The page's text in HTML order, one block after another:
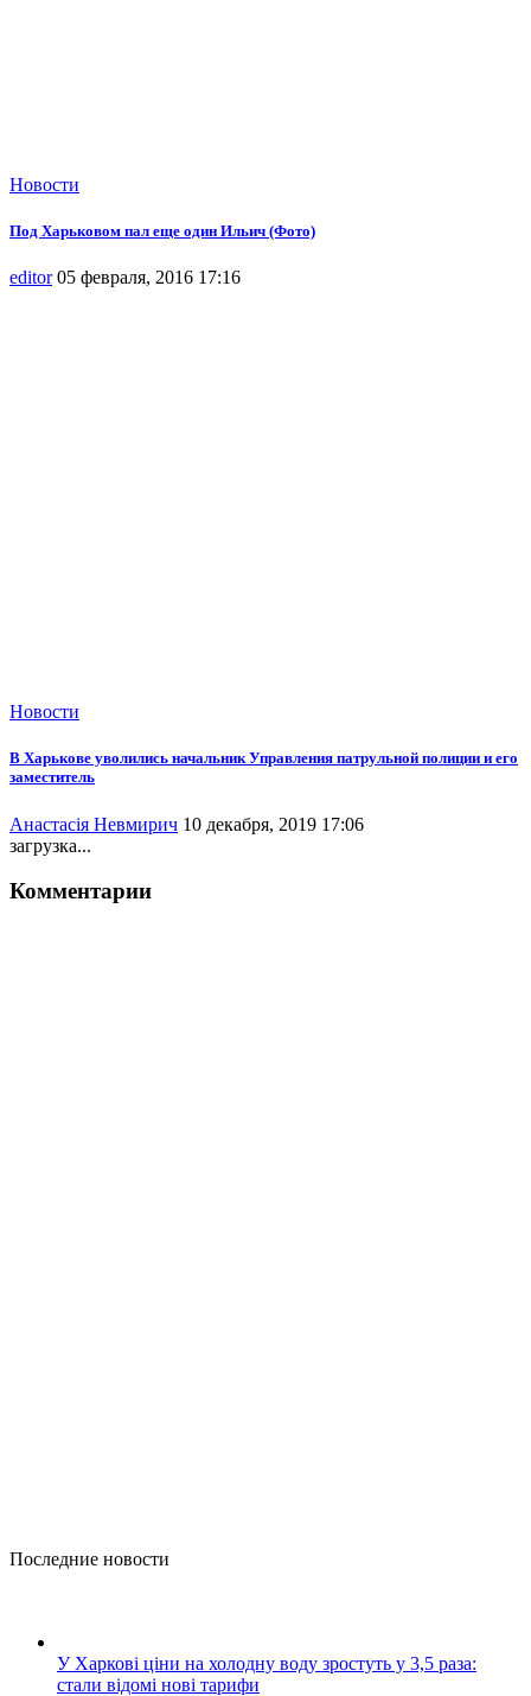
Новости
Под Харьковом пал еще один Ильич (Фото)
editor 05 февраля, 2016 17:16
Новости
В Харькове уволились начальник Управления патрульной полиции и его
заместитель
Анастасія Невмирич 10 декабря, 2019 17:06
загрузка...
Комментарии
Последние новости
У Харкові ціни на холодну воду зростуть у 3,5 раза:
стали відомі нові тарифи